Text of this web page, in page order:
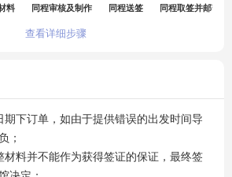
料 同程审核及制作 同程送签 同程取签并邮寄
查看详细步骤
下订单，如由于提供错误的出发时间导
；
料并不能作为获得签证的保证，最终签